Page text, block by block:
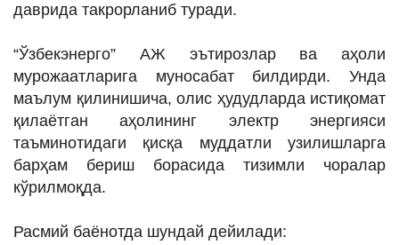
Бу қизиқ
Реклама
СПОРТ
ТЕХНОЛОГИЯ
даврида такрорланиб туради.
“Ўзбекэнерго” АЖ эътирозлар ва аҳоли
мурожаатларига муносабат билдирди. Унда
маълум қилинишича, олис ҳудудларда истиқомат
қилаётган аҳолининг электр энергияси
таъминотидаги қисқа муддатли узилишларга
барҳам бериш борасида тизимли чоралар
кўрилмоқда.
Расмий баёнотда шундай дейилади: